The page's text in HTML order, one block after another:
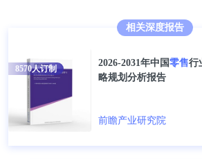
1)按经营单位所在地分，2020年12
额为5860亿元，增长5.9%。
累计方面，2020年全年中国城镇
到了339119亿元，比上年累计下
零售额累计达到了52862亿元，累
相关深度报告
2026-2031年中国零售行
略规划分析报告
前瞻产业研究院
8570人订制